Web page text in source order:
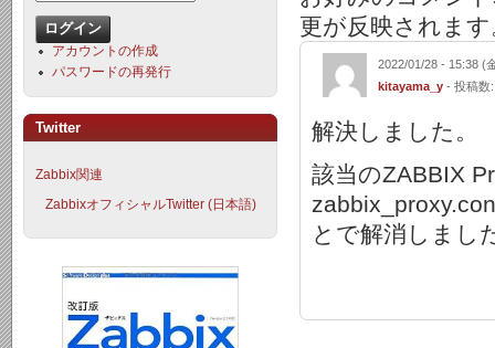
更が反映されます
2022/01/28 - 15:38 (
kitayama_y - 投稿数
解決しました。
該当のZABBIX
とで解消しまし
アカウントの作成
パスワードの再発行
Twitter
Zabbix関連
ZabbixオフィシャルTwitter (日本語)